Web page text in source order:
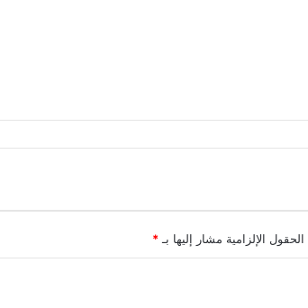
الحقول الإلزامية مشار إليها بـ *